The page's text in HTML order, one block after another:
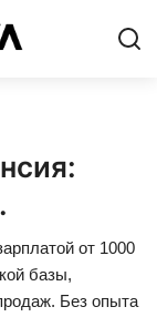
от 1000
базы,
Без опыта